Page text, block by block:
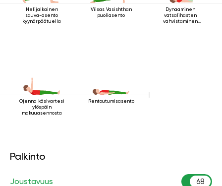
Nelijalkainen
sauva-asento
kyynärpäätuella
Viisas Vasishthan
puoliasento
Dynaaminen
vatsalihasten
vahvistaminen
Ojenna käsivartesi
ylöspäin
makuuasennosta
Rentoutumisasento
Palkinto
Joustavuus 68